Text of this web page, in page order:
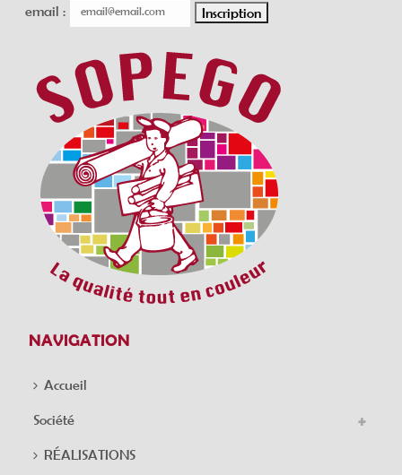
email :
NAVIGATION
Accueil
Société
RÉALISATIONS